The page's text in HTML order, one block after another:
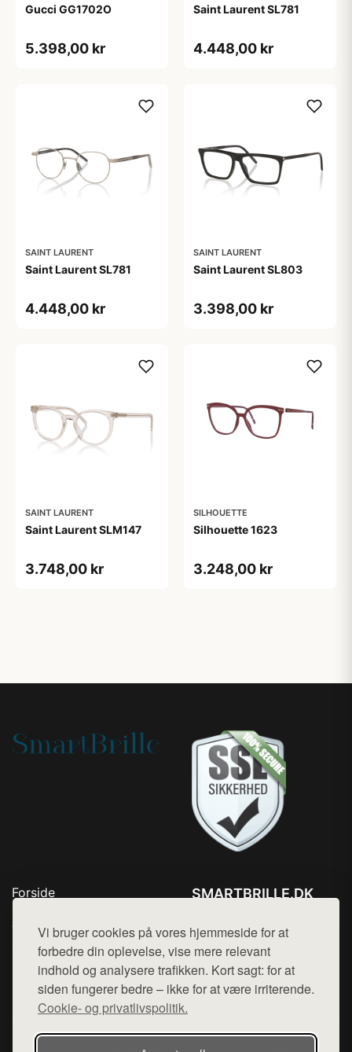
Vi bruger cookies på vores hjemmeside for at
forbedre din oplevelse, vise mere relevant
indhold og analysere trafikken. Kort sagt: for at
siden fungerer bedre – ikke for at være irriterende.
Cookie- og privatlivspolitik.
Gucci GG1702O
5.398,00 kr
Saint Laurent SL781
4.448,00 kr
SAINT LAURENT
Saint Laurent SL781
4.448,00 kr
SAINT LAURENT
Saint Laurent SL803
3.398,00 kr
SAINT LAURENT
Saint Laurent SLM147
3.748,00 kr
SILHOUETTE
Silhouette 1623
3.248,00 kr
Forside
Top Rabatter
Blog
Kontakt
SMARTBRILLE.DK
Mail: hej@want.dk
Cookie- og privatlivspolitik